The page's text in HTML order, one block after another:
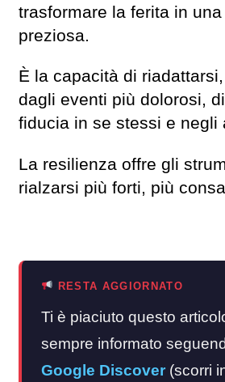
trasformare la ferita in
preziosa.
È la capacità di
dagli eventi più dolorosi,
fiducia in se stessi e negli
La resilienza offre gli
rialzarsi più forti, più
RESTA AGGIORNATO
Ti è piaciuto questo
sempre informato
Google Discover (scorri